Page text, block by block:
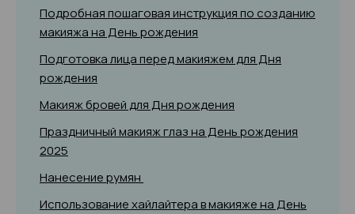
Подробная пошаговая инструкция по созданию
макияжа на День рождения
Подготовка лица перед макияжем для Дня
рождения
Макияж бровей для Дня рождения
Праздничный макияж глаз на День рождения
2025
Нанесение румян
Использование хайлайтера в макияже на День